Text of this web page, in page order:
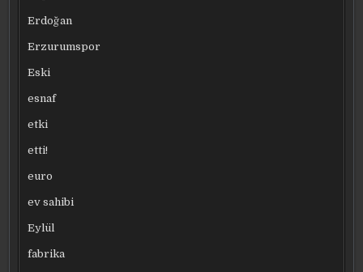
Erdoğan
Erzurumspor
Eski
esnaf
etki
etti!
euro
ev sahibi
Eylül
fabrika